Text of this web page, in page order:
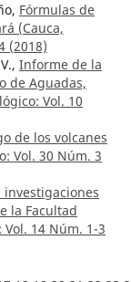
Fórmulas de
(Cauca,
(2018)
Informe de la
de Aguadas,
Vol. 10
de los volcanes
Vol. 30 Núm. 3
la Facultad
14 Núm. 1-3